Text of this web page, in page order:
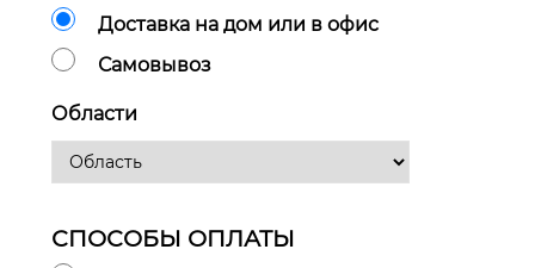
Доставка на дом или в офис
Самовывоз
Области
СПОСОБЫ ОПЛАТЫ